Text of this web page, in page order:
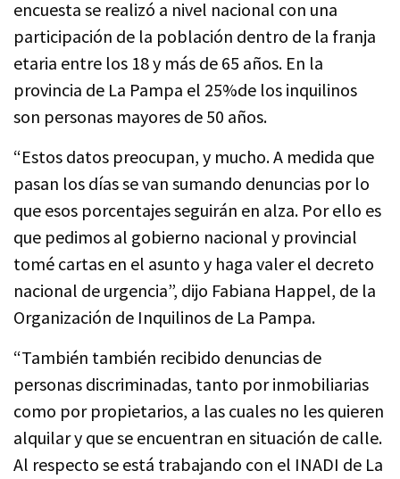
encuesta se realizó a nivel nacional con una
participación de la población dentro de la franja
etaria entre los 18 y más de 65 años. En la
provincia de La Pampa el 25%de los inquilinos
son personas mayores de 50 años.
“Estos datos preocupan, y mucho. A medida que
pasan los días se van sumando denuncias por lo
que esos porcentajes seguirán en alza. Por ello es
que pedimos al gobierno nacional y provincial
tomé cartas en el asunto y haga valer el decreto
nacional de urgencia”, dijo Fabiana Happel, de la
Organización de Inquilinos de La Pampa.
“También también recibido denuncias de
personas discriminadas, tanto por inmobiliarias
como por propietarios, a las cuales no les quieren
alquilar y que se encuentran en situación de calle.
Al respecto se está trabajando con el INADI de La